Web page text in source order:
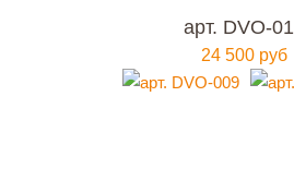
арт. DVO-
24 500 руб
Москве
с гарантией качества и по
цене?